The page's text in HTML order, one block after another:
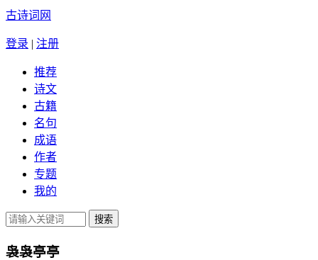
古诗词网
登录 | 注册
推荐
诗文
古籍
名句
成语
作者
专题
我的
袅袅亭亭